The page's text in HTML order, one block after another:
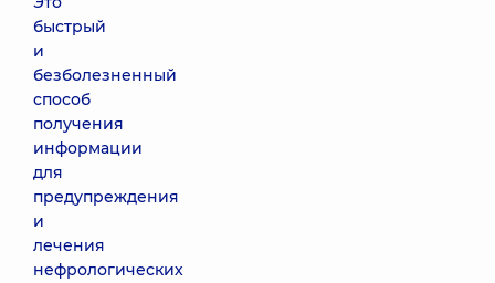
быстрый
и
безболезненный
способ
получения
информации
для
предупреждения
и
лечения
нефрологических